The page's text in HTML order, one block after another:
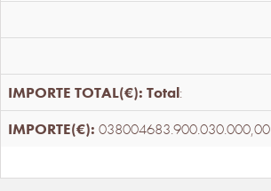
Total:
038004683.900.030.000,00